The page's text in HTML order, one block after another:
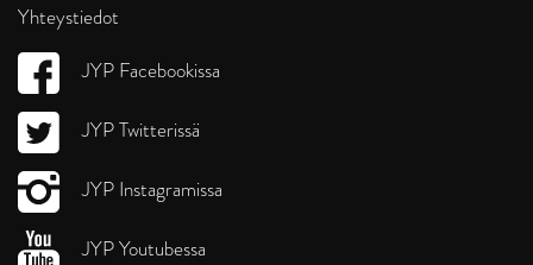
Yhteystiedot
JYP Facebookissa
JYP Twitterissä
JYP Instagramissa
JYP Youtubessa